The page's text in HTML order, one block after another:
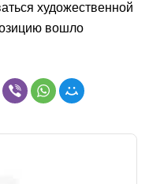
художественной
вошло